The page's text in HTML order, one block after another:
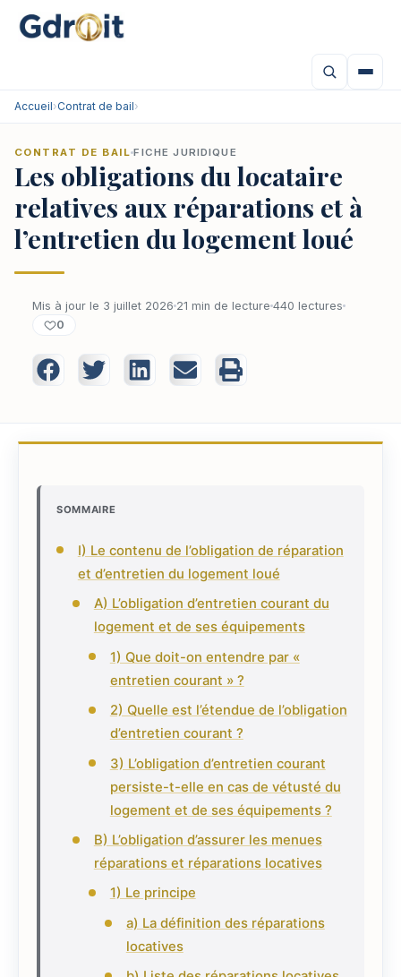
Accueil›Contrat de bail›
CONTRAT DE BAIL FICHE JURIDIQUE
Les obligations du locataire
relatives aux réparations et à
l’entretien du logement loué
Mis à jour le 3 juillet 2026 21 min de lecture 440 lectures
0
SOMMAIRE
I) Le contenu de l’obligation de réparation
et d’entretien du logement loué
A) L’obligation d’entretien courant du
logement et de ses équipements
1) Que doit-on entendre par «
entretien courant » ?
2) Quelle est l’étendue de l’obligation
d’entretien courant ?
3) L’obligation d’entretien courant
persiste-t-elle en cas de vétusté du
logement et de ses équipements ?
B) L’obligation d’assurer les menues
réparations et réparations locatives
1) Le principe
a) La définition des réparations
locatives